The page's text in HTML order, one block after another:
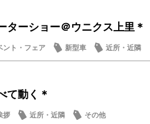
ターショー＠ウニクス上里＊
ント・フェア 新型車 近所・近隣
て動く＊
拶 近所・近隣 その他